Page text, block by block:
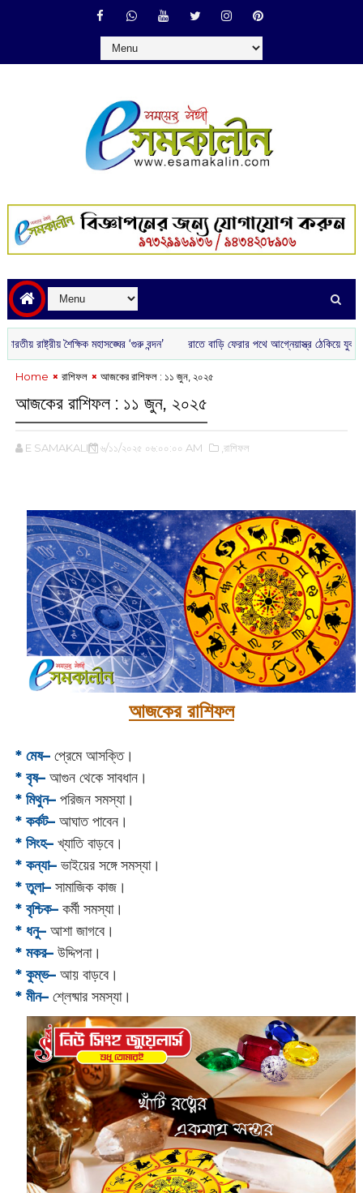
শৈক্ষিক মহাসঙ্ঘের ‘গুরু বন্দন’ রাতে বাড়ি ফেরার পথে আগ্নেয়াস্ত্র ঠেকিয়ে যুবকের
Home রাশিফল আজকের রাশিফল : ১১ জুন, ২০২৫
আজকের রাশিফল : ১১ জুন, ২০২৫
E SAMAKALIN ৬/১১/২০২৫ ০৬:০০:০০ AM ,রাশিফল
আজকের রাশিফল
* মেষ–প্রেমে আসক্তি।
* বৃষ–আগুন থেকে সাবধান।
* মিথুন–পরিজন সমস্যা।
* কর্কট–আঘাত পাবেন।
* সিংহ–খ্যাতি বাড়বে।
* কন্যা–ভাইয়ের সঙ্গে সমস্যা।
* তুলা–সামাজিক কাজ।
* বৃশ্চিক–কর্মী সমস্যা।
* ধনু–আশা জাগবে।
* মকর–উদ্দিপনা।‌
* কুম্ভ–আয় বাড়বে।
* মীন–শ্লেষ্মার সমস্যা।